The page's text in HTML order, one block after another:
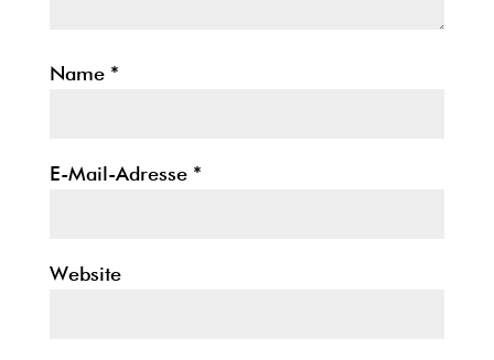
Name *
E-Mail-Adresse *
Website